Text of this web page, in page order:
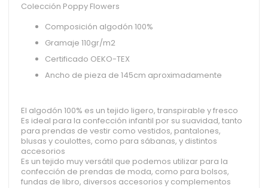
Colección Poppy Flowers
Composición algodón 100%
Gramaje 110gr/m2
Certificado OEKO-TEX
Ancho de pieza de 145cm aproximadamente
El algodón 100% es un tejido ligero, transpirable y fresco
Es ideal para la confección infantil por su suavidad, tanto
para prendas de vestir como vestidos, pantalones,
blusas y coulottes, como para sábanas, y distintos
accesorios
Es un tejido muy versátil que podemos utilizar para la
confección de prendas de moda, como para bolsos,
fundas de libro, diversos accesorios y complementos